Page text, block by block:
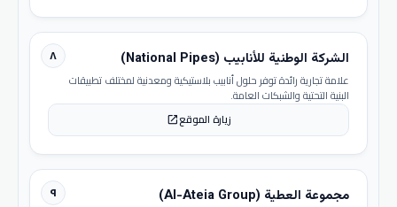
٨ الشركة الوطنية للأنابيب (National Pipes)
علامة تجارية رائدة توفر حلول أنابيب بلاستيكية ومعدنية لمختلف تطبيقات
البنية التحتية والشبكات العامة.
زيارة الموقعopen_in_new
٩ مجموعة العطية (Al-Ateia Group)